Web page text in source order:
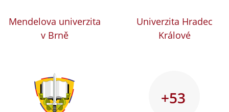
Mendelova univerzita
v Brně
Univerzita Hradec
Králové
+53